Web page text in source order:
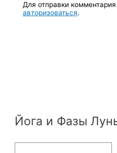
Для отправки
авторизоваться.
Йога и Фазы